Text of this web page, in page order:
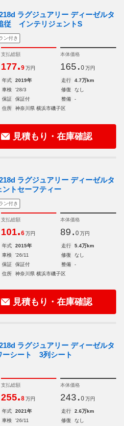
ラグジュアリー ディーゼルタ
インテリジェントS
ン付き
支払総額
177.9 万円
本体価格
165. 0 万円
年式 2019年 走行
4.7万km
車検
'28/3 修復
なし
保証
保証付 整備
-
住所
神奈川県 横浜市磯子区
見積もり・在庫確認
ラグジュアリー ディーゼルタ
トセーフティー
ン付き
支払総額
101.6 万円
本体価格
89. 0 万円
年式 2015年 走行
5.4万km
車検
'26/11 修復
なし
保証
保証付 整備
-
住所
神奈川県 横浜市磯子区
見積もり・在庫確認
ラグジュアリー ディーゼルタ
シート 3列シート
支払総額
255.8 万円
本体価格
243. 0 万円
年式 2021年 走行
2.6万km
車検
'26/11 修復
なし